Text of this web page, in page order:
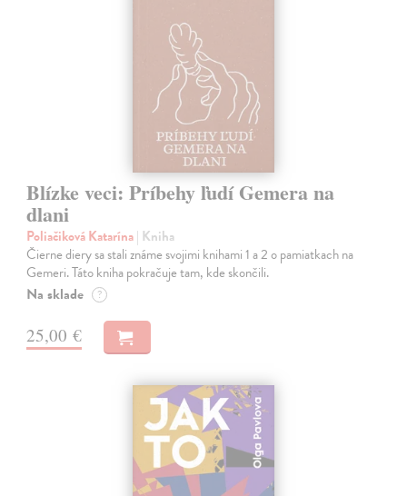
Blízke veci: Príbehy ľudí Gemera na
dlani
Poliačiková Katarína| Kniha
Čierne diery sa stali známe svojimi knihami 1 a 2 o pamiatkach na
Gemeri. Táto kniha pokračuje tam, kde skončili.
Na sklade ?
25,00 €